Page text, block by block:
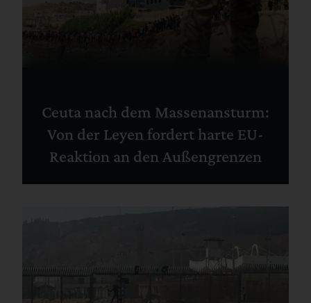
Ceuta nach dem Massenansturm:
Von der Leyen fordert harte EU-
Reaktion an den Außengrenzen